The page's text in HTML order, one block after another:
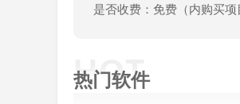
2.新增了六级词汇库:六
汇》《考研英语二大纲词汇
是否收费：免费（内购买项
热门软件